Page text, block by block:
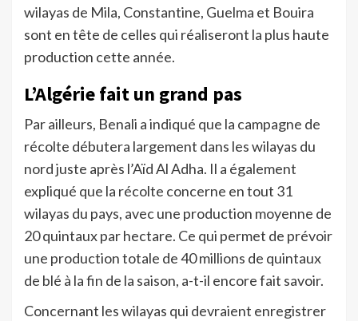
wilayas de Mila, Constantine, Guelma et Bouira
sont en tête de celles qui réaliseront la plus haute
production cette année.
L’Algérie fait un grand pas
Par ailleurs, Benali a indiqué que la campagne de
récolte débutera largement dans les wilayas du
nord juste après l’Aïd Al Adha. Il a également
expliqué que la récolte concerne en tout 31
wilayas du pays, avec une production moyenne de
20 quintaux par hectare. Ce qui permet de prévoir
une production totale de 40 millions de quintaux
de blé à la fin de la saison, a-t-il encore fait savoir.
Concernant les wilayas qui devraient enregistrer